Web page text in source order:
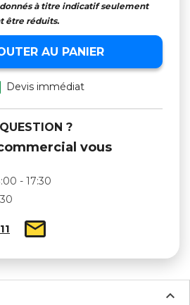
à titre indicatif seulement
être réduits.
AU PANIER
Devis immédiat
?
vous
- 17:30